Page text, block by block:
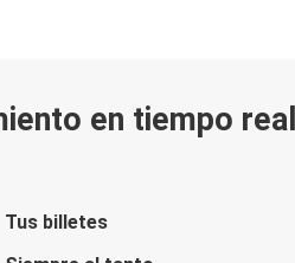
en tiempo real
Tus billetes